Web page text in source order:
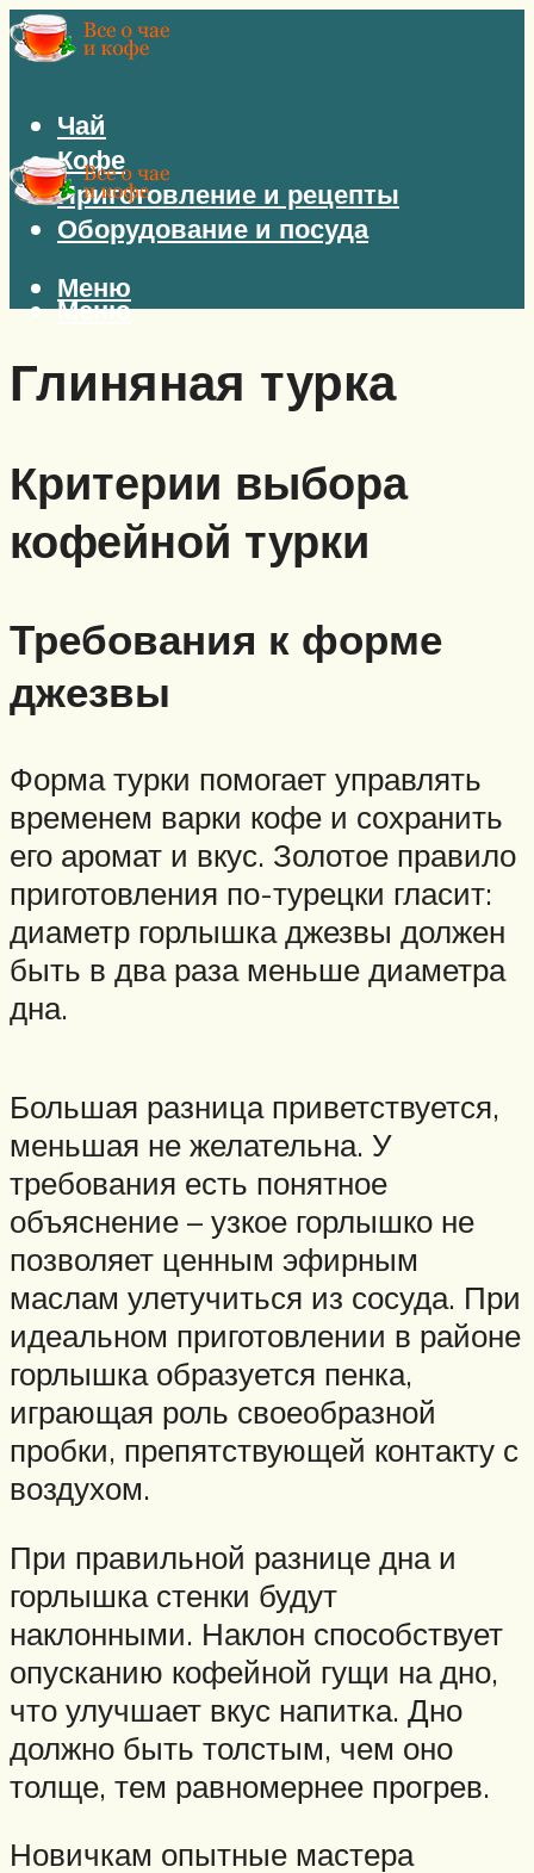
Чай
Кофе
Приготовление и рецепты
Оборудование и посуда
Меню
Меню
Глиняная турка
Критерии выбора
кофейной турки
Требования к форме
джезвы
Форма турки помогает управлять
временем варки кофе и сохранить
его аромат и вкус. Золотое правило
приготовления по-турецки гласит:
диаметр горлышка джезвы должен
быть в два раза меньше диаметра
дна.
Большая разница приветствуется,
меньшая не желательна. У
требования есть понятное
объяснение – узкое горлышко не
позволяет ценным эфирным
маслам улетучиться из сосуда. При
идеальном приготовлении в районе
горлышка образуется пенка,
играющая роль своеобразной
пробки, препятствующей контакту с
воздухом.
При правильной разнице дна и
горлышка стенки будут
наклонными. Наклон способствует
опусканию кофейной гущи на дно,
что улучшает вкус напитка. Дно
должно быть толстым, чем оно
толще, тем равномернее прогрев.
Новичкам опытные мастера